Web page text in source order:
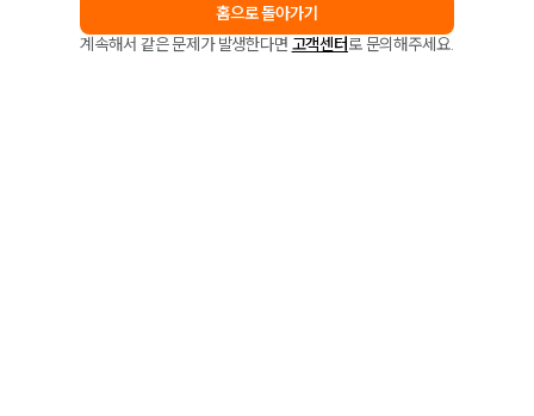
홈으로 돌아가기
계속해서 같은 문제가 발생한다면 고객센터로 문의해주세요.